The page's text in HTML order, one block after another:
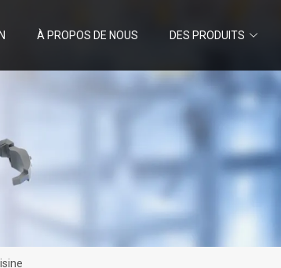
À PROPOS DE NOUS DES PRODUITS